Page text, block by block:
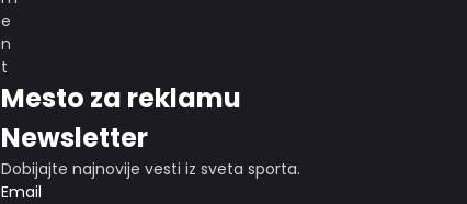
Mesto za reklamu
Newsletter
Dobijajte najnovije vesti iz sveta sporta.
Email